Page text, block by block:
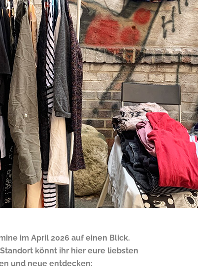
im April 2026 auf einen Blick.
könnt ihr hier eure liebsten
und neue entdecken: